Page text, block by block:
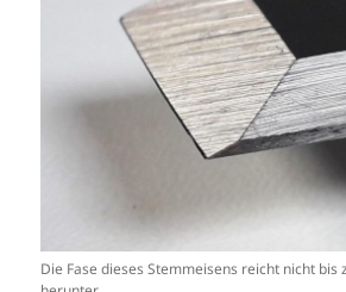
Die Fase dieses Stemmeisens reicht nicht bis